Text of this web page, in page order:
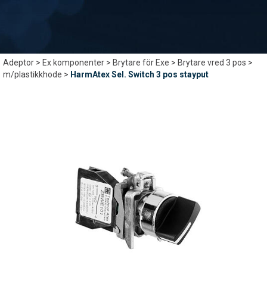
Adeptor>Ex komponenter>Brytare för Exe>Brytare vred 3 pos>
m/plastikkhode> HarmAtex Sel. Switch 3 pos stayput